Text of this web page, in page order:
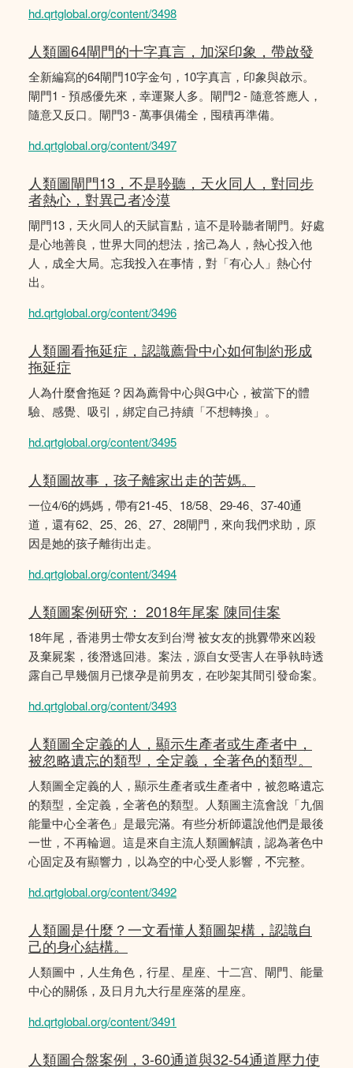
hd.qrtglobal.org/content/3498
人類圖64閘門的十字真言，加深印象，帶啟發
全新編寫的64閘門10字金句，10字真言，印象與啟示。
閘門1 - 預感優先來，幸運聚人多。閘門2 - 隨意答應人，
隨意又反口。閘門3 - 萬事俱備全，囤積再準備。
hd.qrtglobal.org/content/3497
人類圖閘門13，不是聆聽，天火同人，對同步
者熱心，對異己者冷漠
閘門13，天火同人的天賦盲點，這不是聆聽者閘門。好處
是心地善良，世界大同的想法，捨己為人，熱心投入他
人，成全大局。忘我投入在事情，對「有心人」熱心付
出。
hd.qrtglobal.org/content/3496
人類圖看拖延症，認識薦骨中心如何制約形成
拖延症
人為什麼會拖延？因為薦骨中心與G中心，被當下的體
驗、感覺、吸引，綁定自己持續「不想轉換」。
hd.qrtglobal.org/content/3495
人類圖故事，孩子離家出走的苦媽。
一位4/6的媽媽，帶有21-45、18/58、29-46、37-40通
道，還有62、25、26、27、28閘門，來向我們求助，原
因是她的孩子離街出走。
hd.qrtglobal.org/content/3494
人類圖案例研究： 2018年尾案 陳同佳案
18年尾，香港男士帶女友到台灣 被女友的挑釁帶來凶殺
及棄屍案，後潛逃回港。案法，源自女受害人在爭執時透
露自己早幾個月已懷孕是前男友，在吵架其間引發命案。
hd.qrtglobal.org/content/3493
人類圖全定義的人，顯示生產者或生產者中，
被忽略遺忘的類型，全定義，全著色的類型。
人類圖全定義的人，顯示生產者或生產者中，被忽略遺忘
的類型，全定義，全著色的類型。人類圖主流會說「九個
能量中心全著色」是最完滿。有些分析師還說他們是最後
一世，不再輪迴。這是來自主流人類圖解讀，認為著色中
心固定及有顯響力，以為空的中心受人影響，𣎴完整。
hd.qrtglobal.org/content/3492
人類圖是什麼？一文看懂人類圖架構，認識自
己的身心結構。
人類圖中，人生角色，行星、星座、十二宫、閘門、能量
中心的關係，及日月九大行星座落的星座。
hd.qrtglobal.org/content/3491
人類圖合盤案例，3-60通道與32-54通道壓力使